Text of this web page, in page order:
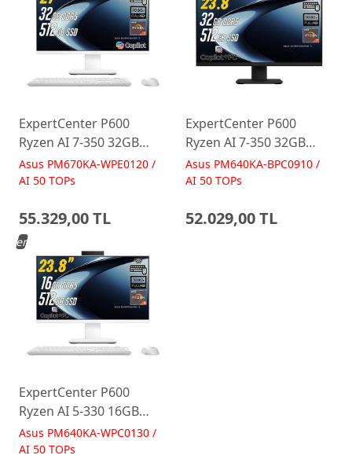
ExpertCenter P600
Ryzen AI 7-350 32GB
512GB 27 FreeDos Beyaz
AI-Powered AIO
Asus PM670KA-WPE0120 /
AI 50 TOPs
55.329,00 TL
ExpertCenter P600
Ryzen AI 7-350 32GB
512GB 23.8 FreeDos
Siyah AI-Powered AIO
Asus PM640KA-BPC0910 /
AI 50 TOPs
52.029,00 TL
ExpertCenter P600
Ryzen AI 5-330 16GB
512GB 23.8 FreeDos
Beyaz AI-Powered AIO
Asus PM640KA-WPC0130 /
AI 50 TOPs
Yeni